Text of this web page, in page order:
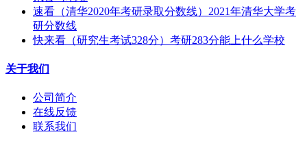
速看（清华2020年考研录取分数线）2021年清华大学考
研分数线
快来看（研究生考试328分）考研283分能上什么学校
关于我们
公司简介
在线反馈
联系我们